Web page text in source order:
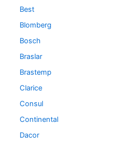
Best
Blomberg
Bosch
Braslar
Brastemp
Clarice
Consul
Continental
Dacor